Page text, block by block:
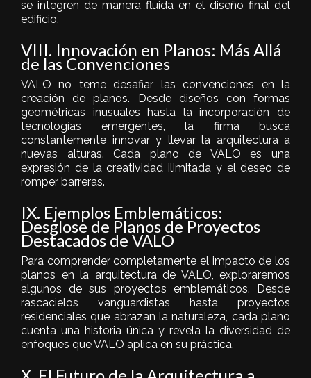
se integren de manera fluida en el diseño final del
edificio.
VIII. Innovación en Planos: Más Allá
de las Convenciones
VALO no teme desafiar las convenciones en la
creación de planos. Desde diseños con formas
geométricas inusuales hasta la incorporación de
tecnologías emergentes, la firma busca
constantemente innovar y llevar la arquitectura a
nuevas alturas. Cada plano de VALO es una
expresión de la creatividad ilimitada y el deseo de
romper barreras.
IX. Ejemplos Emblemáticos:
Desglose de Planos de Proyectos
Destacados de VALO
Para comprender completamente el impacto de los
planos en la arquitectura de VALO, exploraremos
algunos de sus proyectos emblemáticos. Desde
rascacielos vanguardistas hasta proyectos
residenciales que abrazan la naturaleza, cada plano
cuenta una historia única y revela la diversidad de
enfoques que VALO aplica en su práctica.